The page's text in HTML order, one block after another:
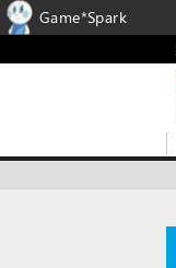
Game*Spark